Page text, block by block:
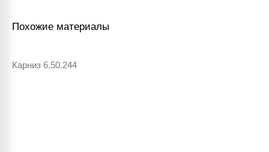
Похожие материалы
Карниз 6.50.244